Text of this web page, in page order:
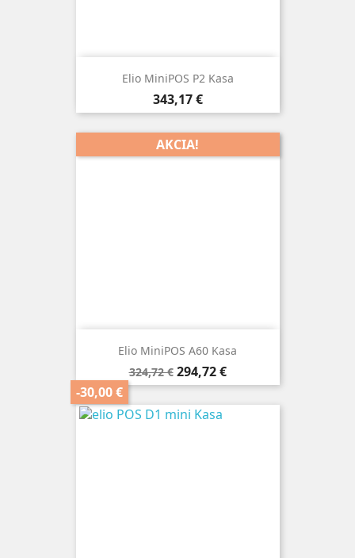
Elio MiniPOS P2 Kasa
Cena
343,17 €
Elio MiniPOS A60 Kasa
Základná
cena
324,72 €
-30,00 €
Cena
294,72 €
AKCIA!